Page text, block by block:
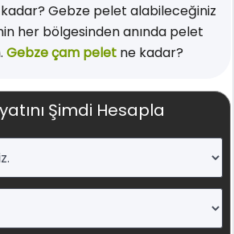
Gebze pelet alabileceğiniz
her bölgesinden anında pelet
Gebze çam pelet ne kadar?
Şimdi Hesapla